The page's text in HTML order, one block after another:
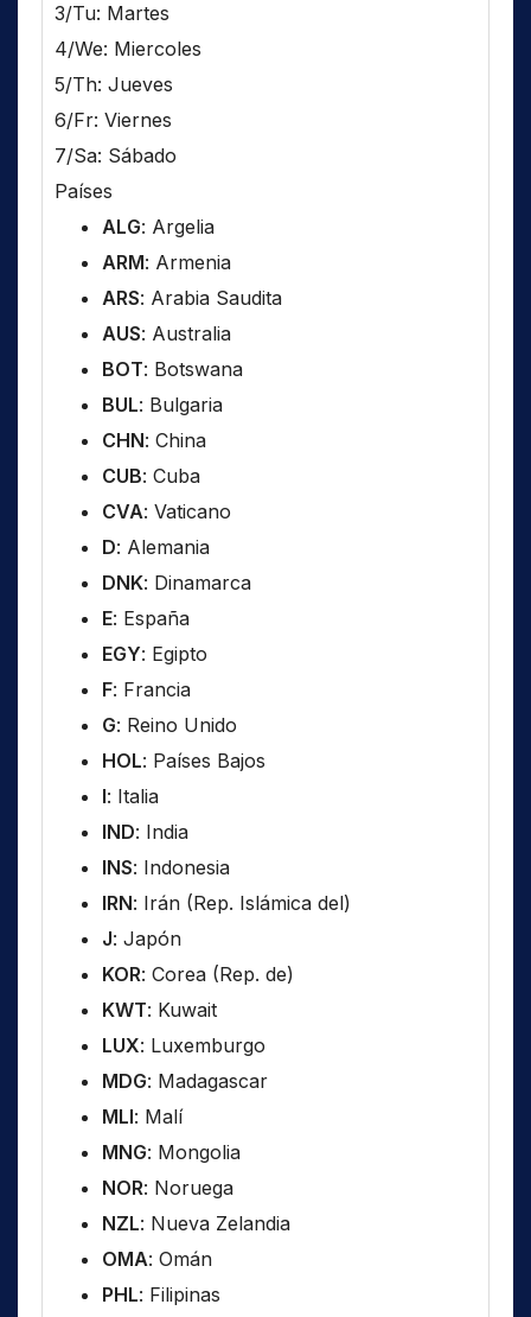
3/Tu: Martes
4/We: Miercoles
5/Th: Jueves
6/Fr: Viernes
7/Sa: Sábado
Países
ALG: Argelia
ARM: Armenia
ARS: Arabia Saudita
AUS: Australia
BOT: Botswana
BUL: Bulgaria
CHN: China
CUB: Cuba
CVA: Vaticano
D: Alemania
DNK: Dinamarca
E: España
EGY: Egipto
F: Francia
G: Reino Unido
HOL: Países Bajos
I: Italia
IND: India
INS: Indonesia
IRN: Irán (Rep. Islámica del)
J: Japón
KOR: Corea (Rep. de)
KWT: Kuwait
LUX: Luxemburgo
MDG: Madagascar
MLI: Malí
MNG: Mongolia
NOR: Noruega
NZL: Nueva Zelandia
OMA: Omán
PHL: Filipinas